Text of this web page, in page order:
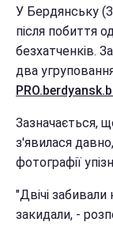
У Бердянську
після побиття
безхатченків.
два
Зазначається,
з'явилася
фотографії
"Двічі
закидали, -